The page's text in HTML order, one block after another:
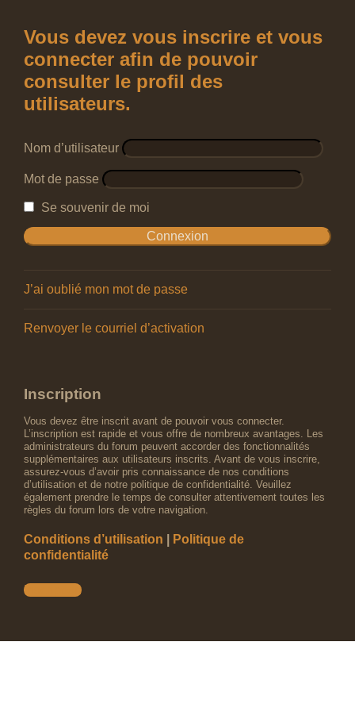
Vous devez vous inscrire et vous
connecter afin de pouvoir
consulter le profil des
utilisateurs.
Nom d’utilisateur
Mot de passe
Se souvenir de moi
J’ai oublié mon mot de passe
Renvoyer le courriel d’activation
Inscription
Vous devez être inscrit avant de pouvoir vous connecter.
L’inscription est rapide et vous offre de nombreux avantages. Les
administrateurs du forum peuvent accorder des fonctionnalités
supplémentaires aux utilisateurs inscrits. Avant de vous inscrire,
assurez-vous d’avoir pris connaissance de nos conditions
d’utilisation et de notre politique de confidentialité. Veuillez
également prendre le temps de consulter attentivement toutes les
règles du forum lors de votre navigation.
Conditions d’utilisation
Politique de
confidentialité
Inscription